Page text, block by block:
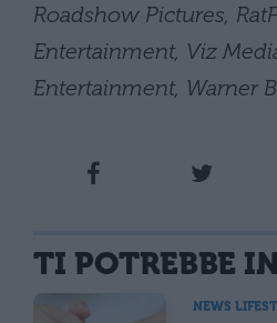
Roadshow Pictures,
Entertainment, Viz
Entertainment, Warner
TI POTREBBE
NEWS